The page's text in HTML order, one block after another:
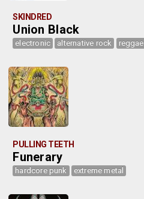
SKINDRED
Union Black
electronic alternative rock reggae
PULLING TEETH
Funerary
hardcore punk extreme metal